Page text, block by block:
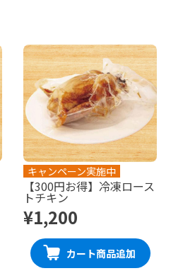
キャンペーン実施中
【300円お得】冷凍ロース
トチキン
¥1,200
カート商品追加